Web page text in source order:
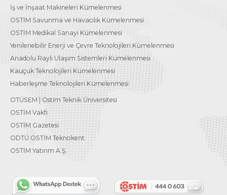
İş ve İnşaat Makineleri Kümelenmesi
OSTİM Savunma ve Havacılık Kümelenmesi
OSTİM Medikal Sanayi Kümelenmesi
Yenilenebilir Enerji ve Çevre Teknolojileri Kümelenmesi
Anadolu Raylı Ulaşım Sistemleri Kümelenmesi
Kauçuk Teknolojileri Kümelenmesi
Haberleşme Teknolojileri Kümelenmesi
OTÜSEM | Ostim Teknik Üniversitesi
OSTİM Vakfı
OSTİM Gazetesi
ODTÜ OSTİM Teknokent
OSTİM Yatırım A.Ş.